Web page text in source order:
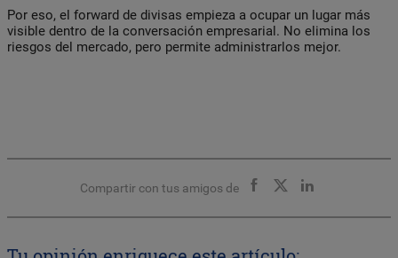
Por eso, el forward de divisas empieza a ocupar un lugar más
visible dentro de la conversación empresarial. No elimina los
riesgos del mercado, pero permite administrarlos mejor.
Compartir con tus amigos de